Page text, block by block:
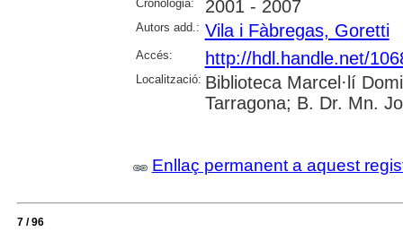
Cronologia: 2001 - 2007
Autors add.: Vila i Fàbregas, Goretti
Accés: http://hdl.handle.net/
Localització: Biblioteca Marcel·lí
Tarragona; B. Dr. Mn.
Enllaç permanent a aquest
7 / 96